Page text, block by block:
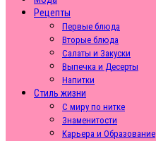
Рецепты
Первые блюда
Вторые блюда
Салаты и Закуски
Выпечка и Десерты
Напитки
Стиль жизни
С миру по нитке
Знаменитости
Карьера и Образование